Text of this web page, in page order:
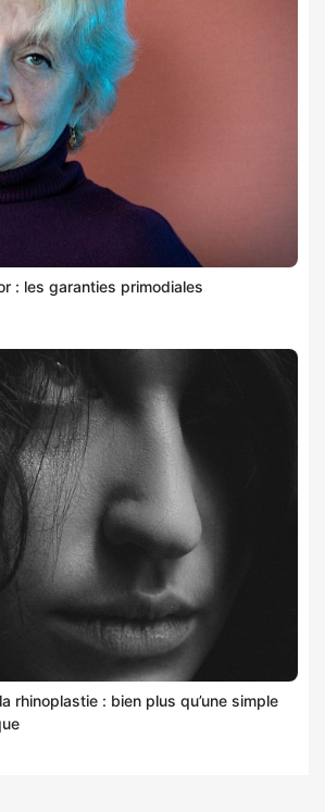
: les garanties primodiales
rhinoplastie : bien plus qu’une simple